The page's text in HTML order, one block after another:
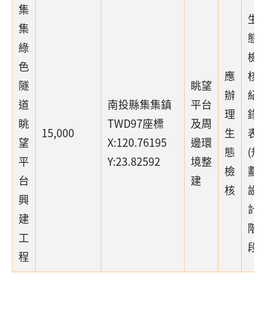
集
集
綠
色
隧
道
眺
望
平
台
興
建
工
程
15,000
南投縣集集鎮
TWD97座標
X:120.76195
Y:23.82592
眺望
平台
及周
邊環
境整
建
應
辦
理
生
態
檢
核
生
態
檢
核
紀
錄
表
(規
劃
設
計
階
段)